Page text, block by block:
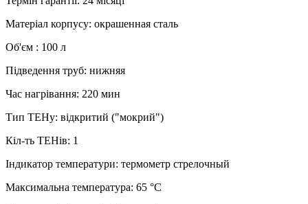
Матеріал корпусу: окрашенная сталь
Об'єм : 100 л
Підведення труб: нижняя
Час нагрівання: 220 мин
Тип ТЕНу: відкритий ("мокрий")
Кіл-ть ТЕНів: 1
Індикатор температури: термометр стрелочный
Максимальна температура: 65 °C